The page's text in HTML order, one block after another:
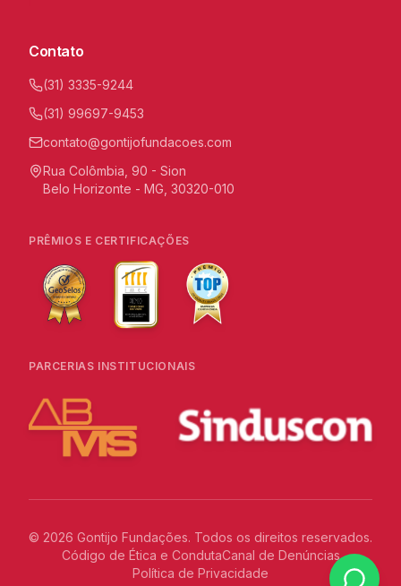
Contato
(31) 3335-9244
(31) 99697-9453
contato@gontijofundacoes.com
Rua Colômbia, 90 - Sion
Belo Horizonte - MG, 30320-010
PRÊMIOS E CERTIFICAÇÕES
PARCERIAS INSTITUCIONAIS
© 2026 Gontijo Fundações. Todos os direitos reservados.
Código de Ética e CondutaCanal de Denúncias
Política de Privacidade